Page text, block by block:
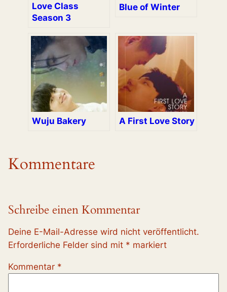
Love Class
Season 3
Blue of Winter
Wuju Bakery A First Love Story
Kommentare
Schreibe einen Kommentar
Deine E-Mail-Adresse wird nicht veröffentlicht.
Erforderliche Felder sind mit * markiert
Kommentar *